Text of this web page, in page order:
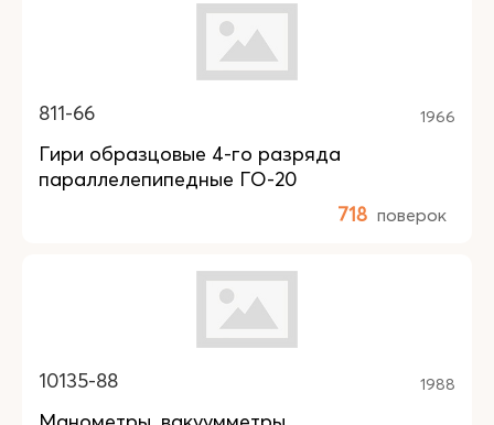
811-66 1966
Гири образцовые 4-го разряда
параллелепипедные ГО-20
718 поверок
10135-88 1988